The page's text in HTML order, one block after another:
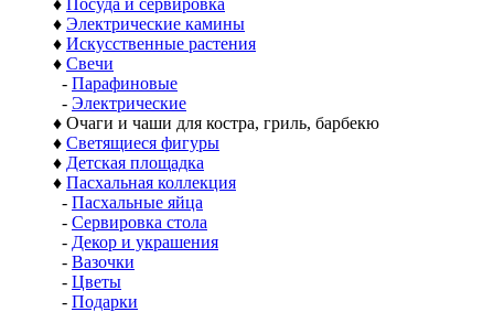
♦ Посуда и сервировка
♦ Электрические камины
♦ Искусственные растения
♦ Свечи
- Парафиновые
- Электрические
♦ Очаги и чаши для костра, гриль, барбекю
♦ Светящиеся фигуры
♦ Детская площадка
♦ Пасхальная коллекция
- Пасхальные яйца
- Сервировка стола
- Декор и украшения
- Вазочки
- Цветы
- Подарки